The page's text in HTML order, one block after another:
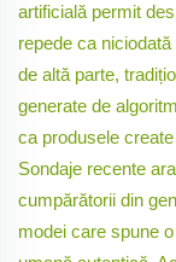
artificială permit
repede ca
de altă parte,
generate de
ca produsele
Sondaje recente
cumpărătorii din
modei care spune